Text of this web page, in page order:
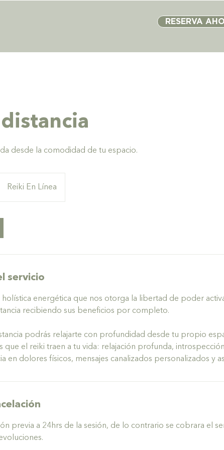
RESERVA
desde la comodidad de tu espacio.
Reiki En Línea
servicio
holística energética que nos otorga la libertad de poder
recibiendo sus beneficios por completo.
podrás relajarte con profundidad desde tu propio
que el reiki traen a tu vida: relajación profunda,
en dolores físicos, mensajes canalizados personalizados y
previa a 24hrs de la sesión, de lo contrario se cobrara el